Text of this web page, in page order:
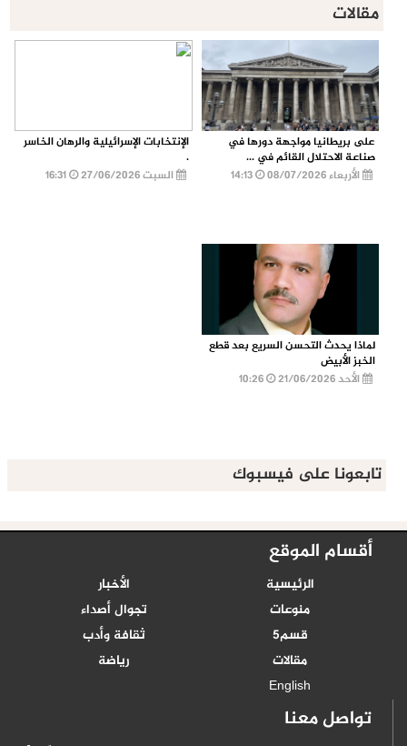
مقالات
على بريطانيا مواجهة دورها في
صناعة الاحتلال القائم في ...
الأربعاء 08/07/2026
الإنتخابات الإسرائيلية والرهان الخاسر
.
السبت 27/06/2026
16:31
لماذا يحدث التحسن السريع بعد قطع
الخبز الأبيض
الأحد 21/06/2026
تابعونا على فيسبوك
أقسام الموقع
الرئيسية
الأخبار
منوعات
تجوال أصداء
قسم5
ثقافة وأدب
مقالات
رياضة
English
تواصل معنا